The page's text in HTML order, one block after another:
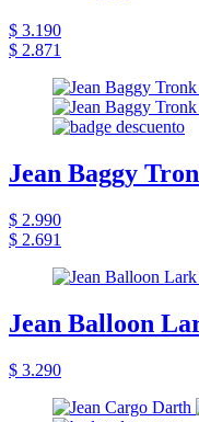
$ 3.190
$ 2.871
Jean Baggy
$ 2.990
$ 2.691
Jean Balloon
$ 3.290